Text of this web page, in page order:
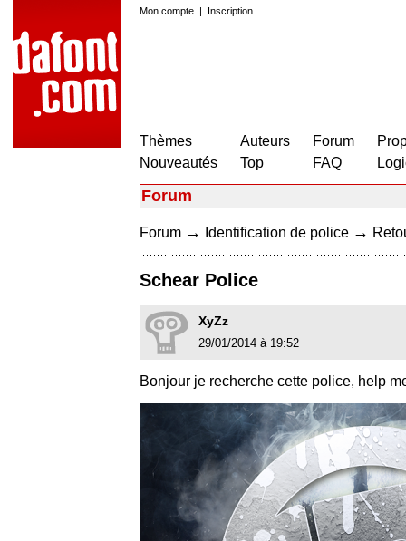
Mon compte | Inscription
Thèmes
Nouveautés
Auteurs
Top
Forum
FAQ
Forum
Forum → Identification de police →
Schear Police
XyZz
29/01/2014 à 19:52
Bonjour je recherche cette police, help